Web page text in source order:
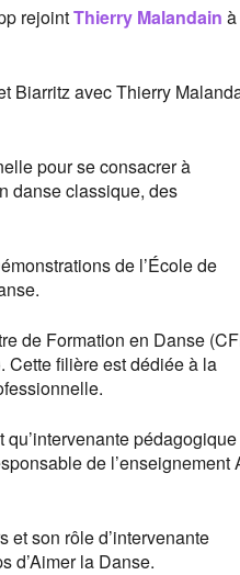
rejointThierry Malandain à
Biarritz avec Thierry
pour se consacrer à
danse classique, des
de l’École de
de Formation en Danse
Cette filière est dédiée à la
de l’enseignement
et son rôle d’intervenante
d’Aimer la Danse.